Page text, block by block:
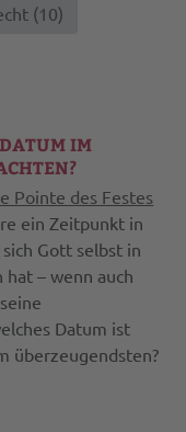
(10)
IM
Pointe des Festes
ein Zeitpunkt in
Gott selbst in
– wenn auch
Datum ist
überzeugendsten?